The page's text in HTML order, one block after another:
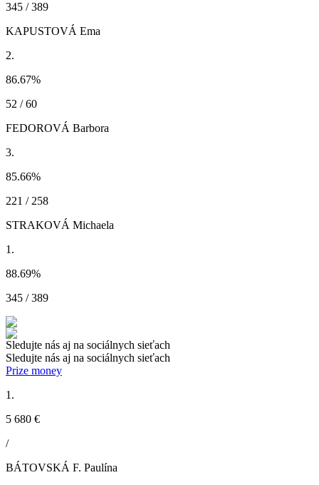
345 / 389
KAPUSTOVÁ Ema
2.
86.67%
52 / 60
FEDOROVÁ Barbora
3.
85.66%
221 / 258
STRAKOVÁ Michaela
1.
88.69%
345 / 389
Sledujte nás aj na sociálnych sieťach
Sledujte nás aj na sociálnych sieťach
Prize money
1.
5 680 €
/
BÁTOVSKÁ F. Paulína